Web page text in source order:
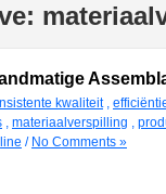
kwaliteit,
, materiaalverspilling ,
line / No Comments »